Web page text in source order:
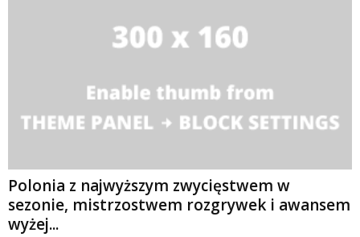
Polonia z najwyższym zwycięstwem w
sezonie, mistrzostwem rozgrywek i awansem
wyżej...